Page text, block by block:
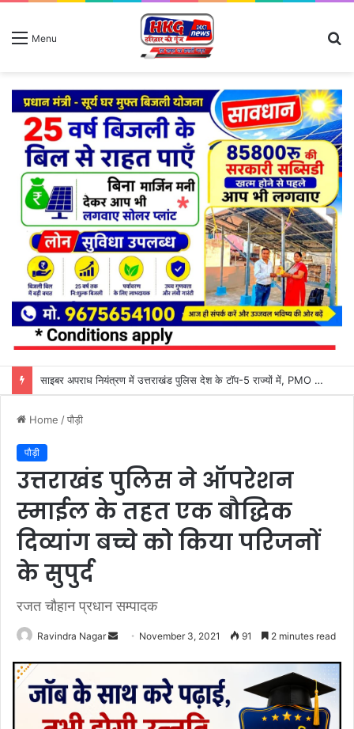
Menu
कांवड़ यात्रा की व्यवस्थाओं का जायजा लेने सीसीआर कंट्रोल रूम पहुंचे डीएम मयूर दीक्षित
Home /पौड़ी
पौड़ी
उत्तराखंड पुलिस ने ऑपरेशन
स्माईल के तहत एक बौद्धिक
दिव्यांग बच्चे को किया परिजनों
के सुपुर्द
रजत चौहान प्रधान सम्पादक
Ravindra Nagar
Send November 3, 2021 91 2 minutes read